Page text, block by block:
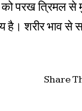
परख त्रिमल से
है। शरीर भाव से
Share